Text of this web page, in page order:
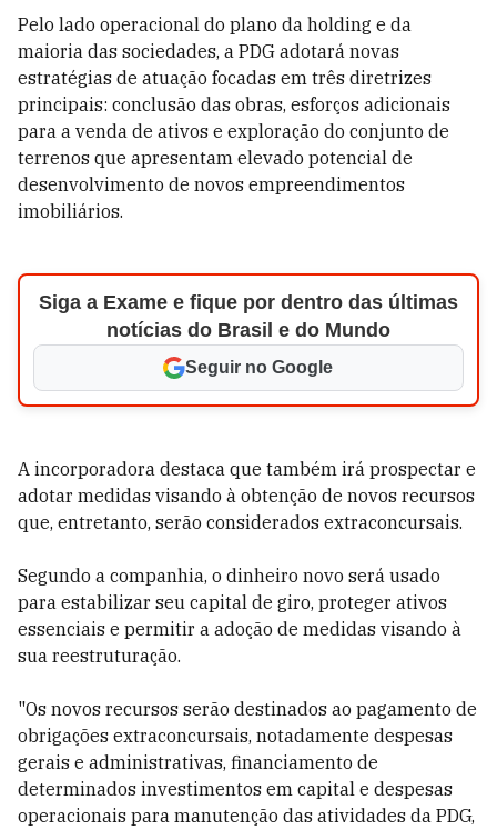
Pelo lado operacional do plano da holding e da
maioria das sociedades, a PDG adotará novas
estratégias de atuação focadas em três diretrizes
principais: conclusão das obras, esforços adicionais
para a venda de ativos e exploração do conjunto de
terrenos que apresentam elevado potencial de
desenvolvimento de novos empreendimentos
imobiliários.
Siga a Exame e fique por dentro das últimas
notícias do Brasil e do Mundo
Seguir no Google
A incorporadora destaca que também irá prospectar e
adotar medidas visando à obtenção de novos recursos
que, entretanto, serão considerados extraconcursais.
Segundo a companhia, o dinheiro novo será usado
para estabilizar seu capital de giro, proteger ativos
essenciais e permitir a adoção de medidas visando à
sua reestruturação.
"Os novos recursos serão destinados ao pagamento de
obrigações extraconcursais, notadamente despesas
gerais e administrativas, financiamento de
determinados investimentos em capital e despesas
operacionais para manutenção das atividades da PDG,